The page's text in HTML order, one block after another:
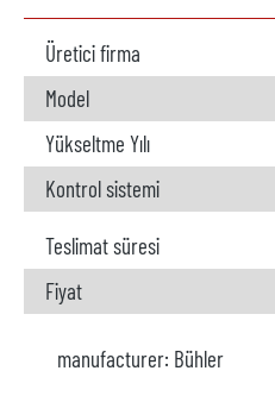
Üretici firma
Model
Yükseltme Yılı
Kontrol sistemi
Teslimat süresi
Fiyat
manufacturer: Bühler